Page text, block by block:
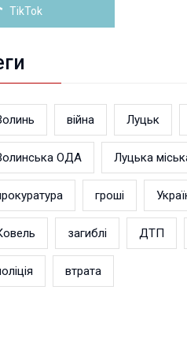
TikTok
війна Луцьк
ОДА Луцька
гроші
загиблі ДТП
втрата